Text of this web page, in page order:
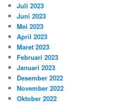
Juli 2023
Juni 2023
Mei 2023
April 2023
Maret 2023
Februari 2023
Januari 2023
Desember 2022
November 2022
Oktober 2022